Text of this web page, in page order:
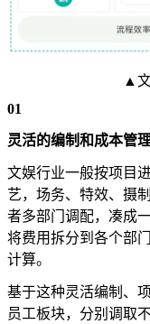
▲
01
灵活的编制和成本管
文娱行业一般按项目
艺，场务、特效、摄
者多部门调配，凑成
将费用拆分到各个部
计算。
基于这种灵活编制、
员工板块，分别调取